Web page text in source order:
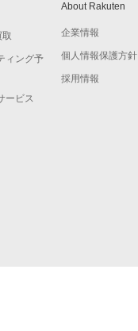
取
ィング予
ービス
About Rakuten
企業情報
個人情報保護方針
採用情報